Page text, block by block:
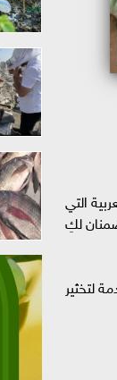
التي
لكِ
لتخثير